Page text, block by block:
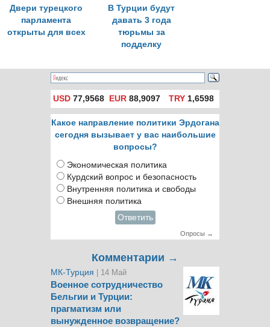
Двери турецкого
парламента
открыты для всех
В Турции будут
давать 3 года
тюрьмы за
подделку
USD 77,9568 EUR 88,9097 TRY1,6598
Какое направление политики Эрдогана
сегодня вызывает у вас наибольшие
вопросы?
Экономическая политика
Курдский вопрос и безопасность
Внутренняя политика и свободы
Внешняя политика
Ответить
Опросы →
Комментарии →
МК-Турция | 14 Май
Военное сотрудничество
Бельгии и Турции:
прагматизм или
вынужденное возвращение?